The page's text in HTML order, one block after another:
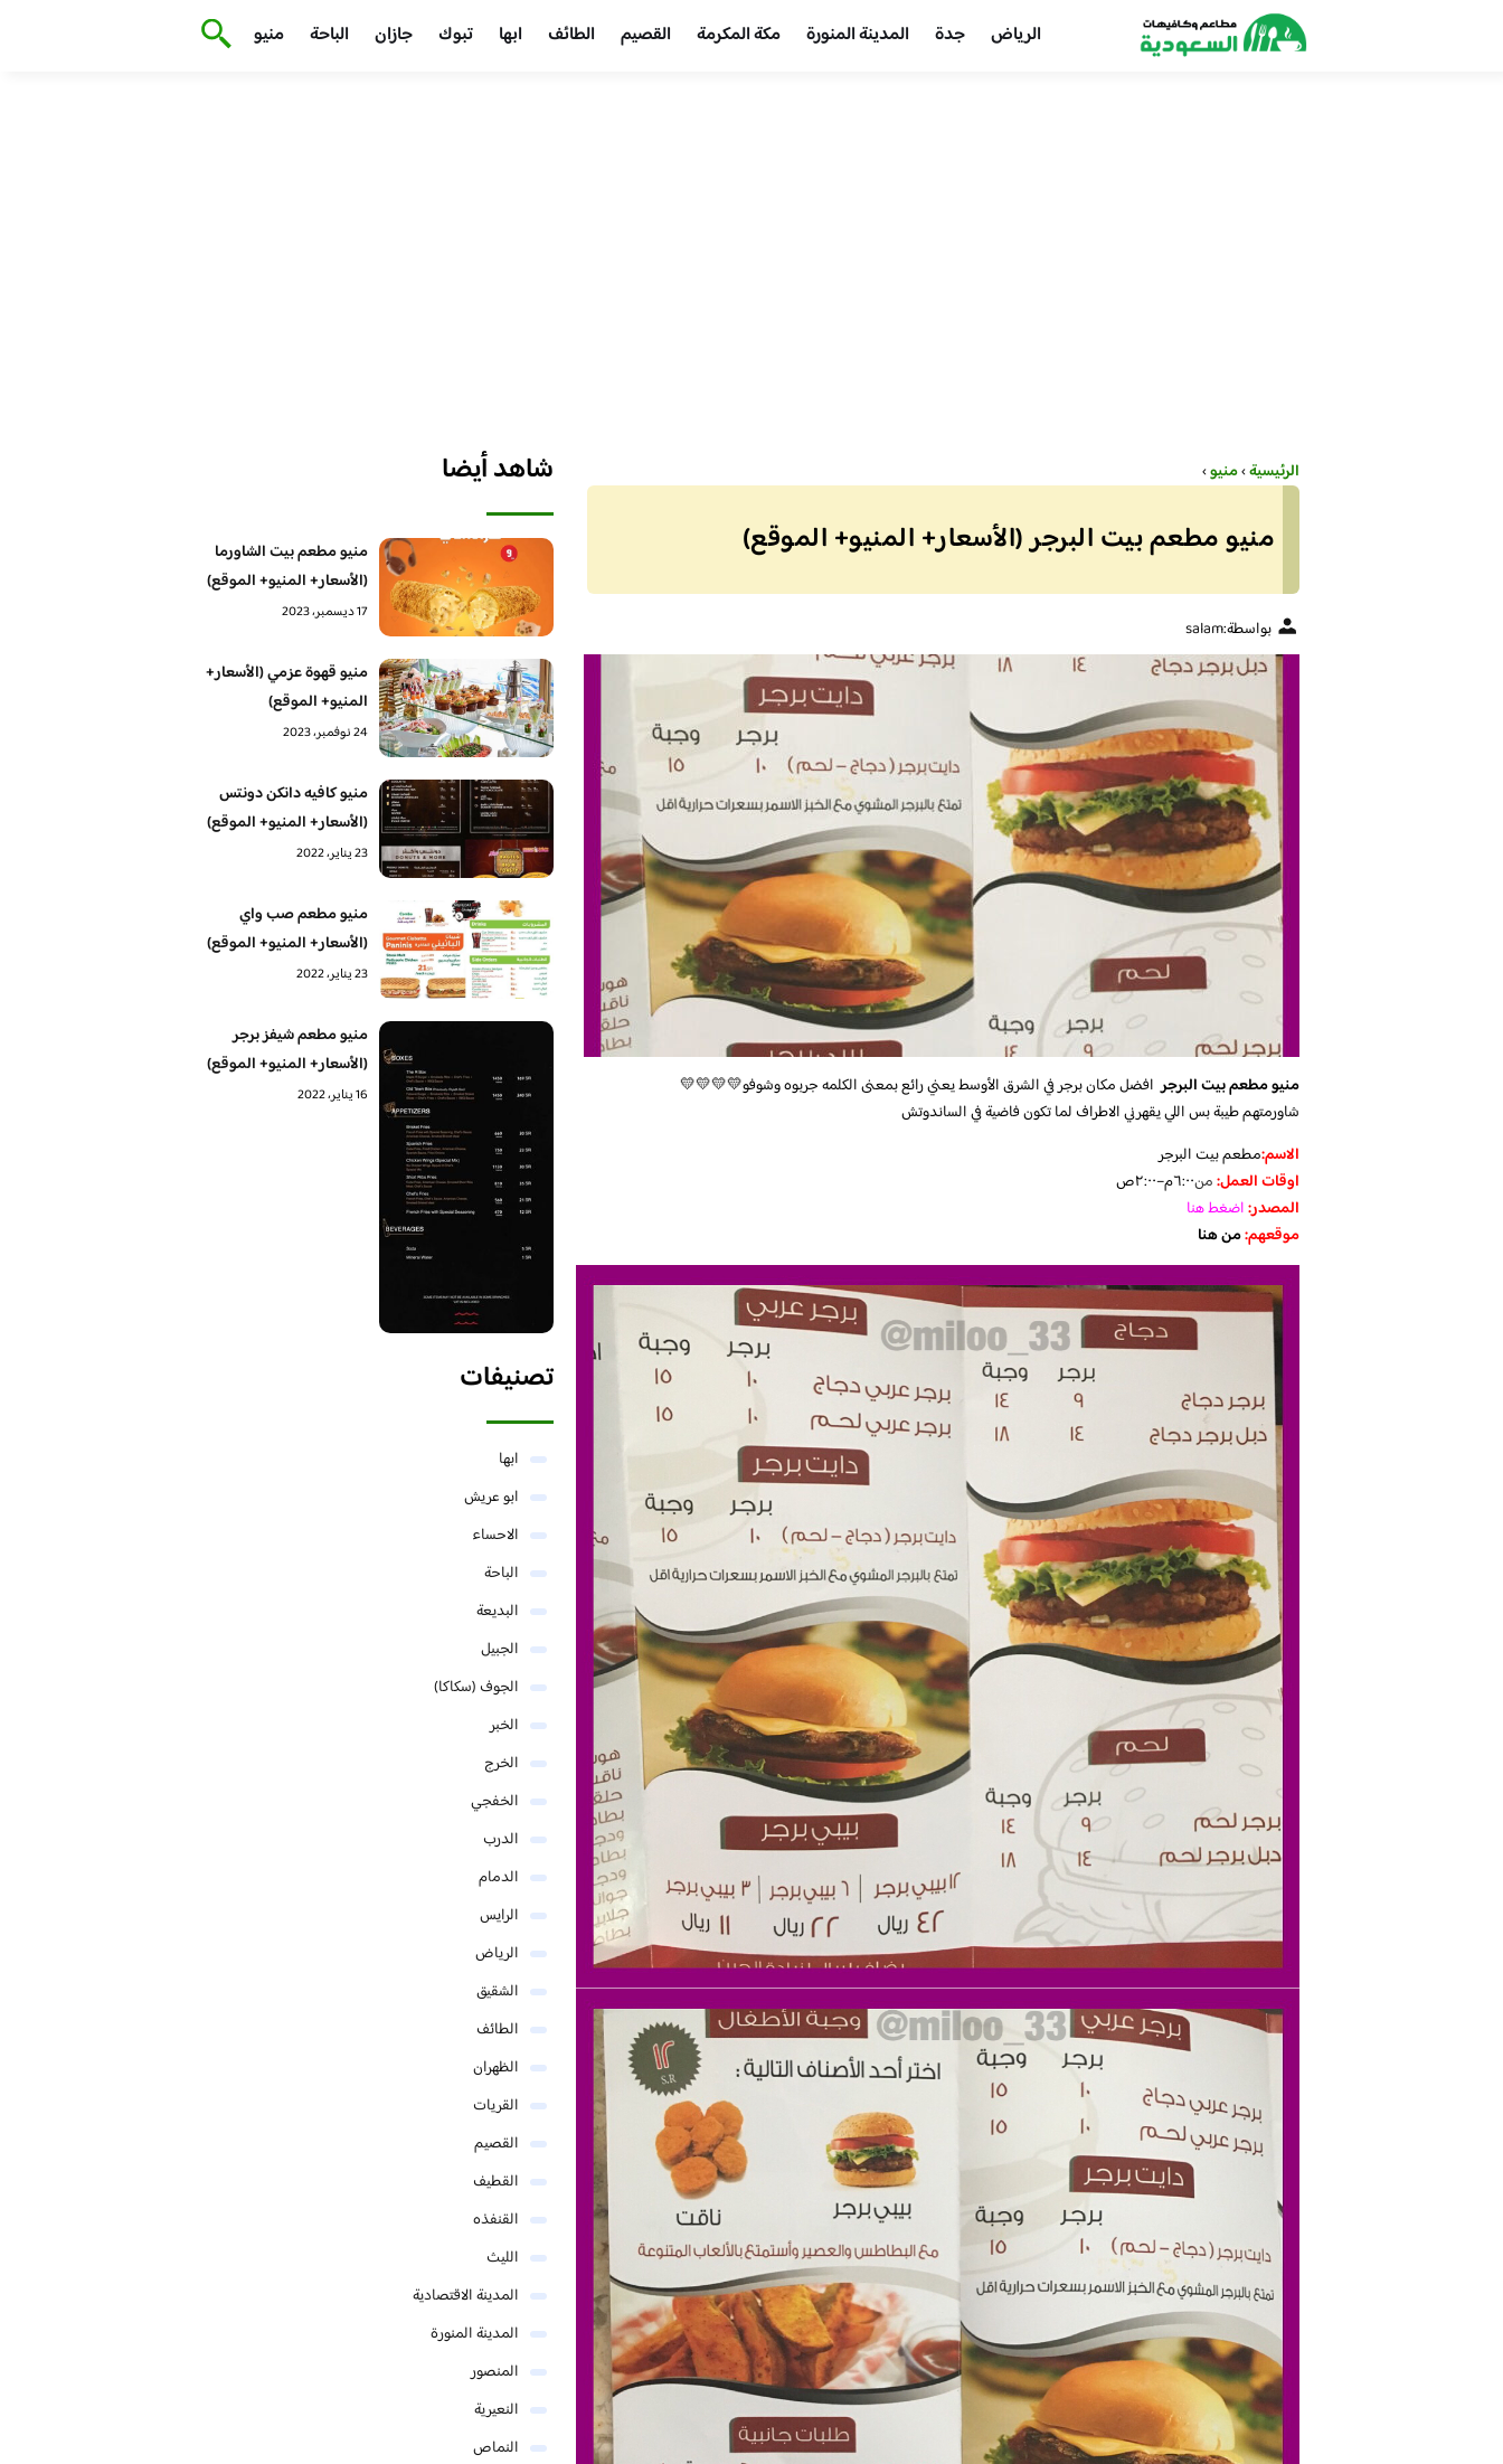
الرياض جدة المدينة المنورة مكة المكرمة القصيم الطائف ابها تبوك جازان الباحة منيو
الرئيسية›منيو›
منيو مطعم بيت البرجر (الأسعار+ المنيو+ الموقع)
بواسطة:salam
منيو مطعم بيت البرجر افضل مكان برجر في الشرق الأوسط يعني رائع بمعنى الكلمه جربوه وشوفو💛💛💛💛
شاورمتهم طيبة بس اللي يقهرني الاطراف لما تكون فاضية في الساندوتش
الاسم:مطعم بيت البرجر
اوقات العمل:من٦:٠٠م–٢:٠٠ص
المصدر:اضغط هنا
موقعهم:من هنا
شاهد أيضا
منيو مطعم بيت الشاورما
(الأسعار+ المنيو+ الموقع)
17 ديسمبر، 2023
منيو قهوة عزمي (الأسعار+
المنيو+ الموقع)
24 نوفمبر، 2023
منيو كافيه دانكن دونتس
(الأسعار+ المنيو+ الموقع)
23 يناير، 2022
منيو مطعم صب واي
(الأسعار+ المنيو+ الموقع)
23 يناير، 2022
منيو مطعم شيفز برجر
(الأسعار+ المنيو+ الموقع)
16 يناير، 2022
تصنيفات
ابها
ابو عريش
الاحساء
الباحة
البديعة
الجبيل
الجوف (سكاكا)
الخبر
الخرج
الخفجي
الدرب
الدمام
الرايس
الرياض
الشقيق
الطائف
الظهران
القريات
القصيم
القطيف
القنفذه
الليث
المدينة الاقتصادية
المدينة المنورة
المنصور
النعيرية
النماص